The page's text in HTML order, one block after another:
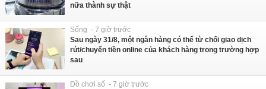
nữa thành sự thật
Sống - 7 giờ trước
Sau ngày 31/8, một ngân hàng có thể từ chối giao dịch
rút/chuyển tiền online của khách hàng trong trường hợp
sau
Đồ chơi số - 7 giờ trước